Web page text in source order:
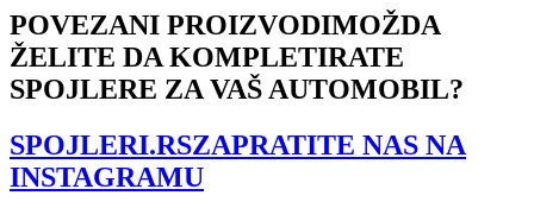
Subaru
BRZ
/
Toyota
Facelift
količina
POVEZANI PROIZVODIMOŽDA
ŽELITE DA KOMPLETIRATE
SPOJLERE ZA VAŠ AUTOMOBIL?
SPOJLERI.RSZAPRATITE NAS NA
INSTAGRAMU